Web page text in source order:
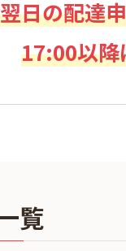
日の配達
17:00以降
覧